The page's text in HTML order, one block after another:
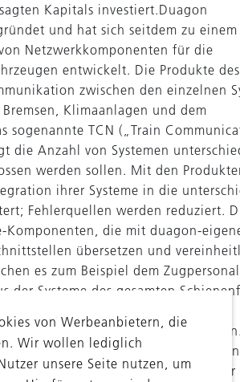
Kapitals investiert.Duagon
und hat sich seitdem zu einem
Netzwerkkomponenten für die
entwickelt. Die Produkte des
zwischen den einzelnen
Klimaanlagen und dem
sogenannte TCN („Train
die Anzahl von Systemen
werden sollen. Mit den
ihrer Systeme in die
Fehlerquellen werden reduziert.
die mit duagon-
übersetzen und
es zum Beispiel dem
der Systeme des gesamten
so auf ihre Kernkompetenz, die
Schienenfahrzeuge,
Zugherstellern und
einen Umsatz von mehr
von Werbeanbietern, die
Wir wollen lediglich
unsere Seite nutzen, um